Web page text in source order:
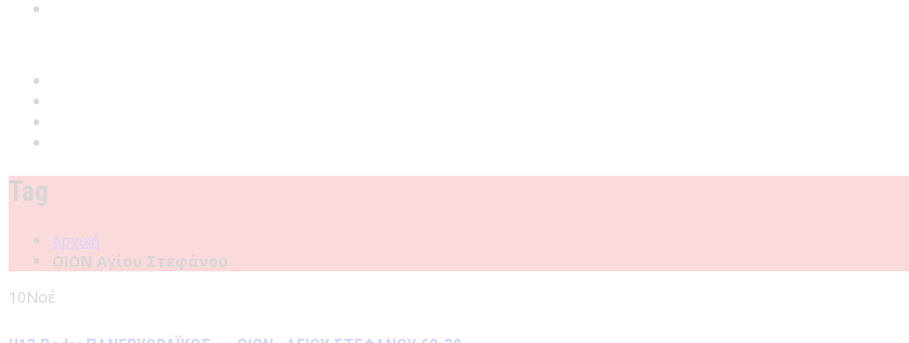
Tag
Αρχική
ΟΙΟΝ Αγίου Στεφάνου
10Νοέ